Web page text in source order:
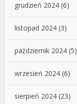
grudzień 2024 (6)
listopad 2024 (3)
październik 2024 (5)
wrzesień 2024 (6)
sierpień 2024 (23)